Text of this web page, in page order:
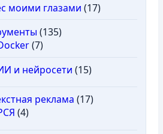
моими глазами (17)
(135)
(7)
и нейросети (15)
реклама (17)
(4)